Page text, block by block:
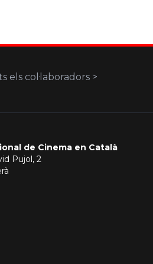
els col·laboradors >
de Cinema en Català
Pujol, 2